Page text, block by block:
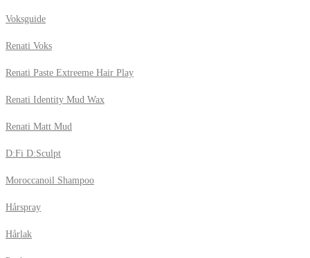
Voksguide
Renati Voks
Renati Paste Extreeme Hair Play
Renati Identity Mud Wax
Renati Matt Mud
D:Fi D:Sculpt
Moroccanoil Shampoo
Hårspray
Hårlak